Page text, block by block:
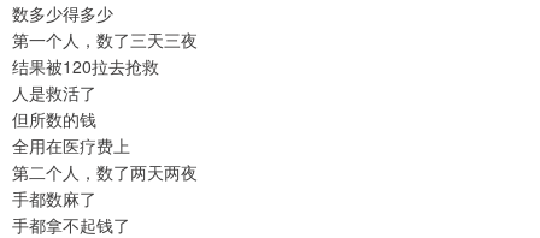
数多少得多少
第一个人，数了三天三夜
结果被120拉去抢救
人是救活了
但所数的钱
全用在医疗费上
第二个人，数了两天两夜
手都数麻了
手都拿不起钱了